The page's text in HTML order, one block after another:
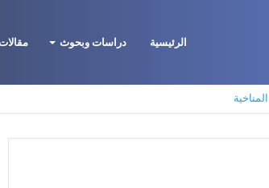
الرئيسية دراسات وبحوث